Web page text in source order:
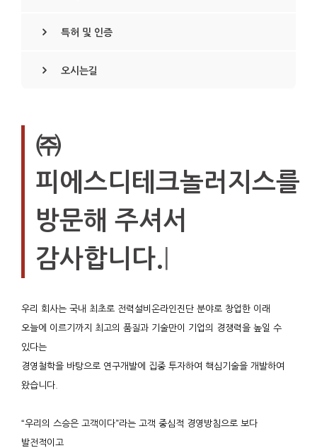
특허 및 인증
오시는길
㈜
피에스디테크놀러지스를
방문해 주셔서
감사합니다.
우리 회사는 국내 최초로 전력설비온라인진단 분야로 창업한 이래
오늘에 이르기까지 최고의 품질과 기술만이 기업의 경쟁력을 높일 수
있다는
경영철학을 바탕으로 연구개발에 집중 투자하여 핵심기술을 개발하여
왔습니다.
“우리의 스승은 고객이다”라는 고객 중심적 경영방침으로 보다
발전적이고